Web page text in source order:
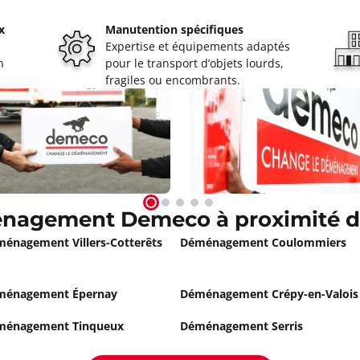
Appeler
sur Marne
17:30
Appeler
en-Champagne
Appeler
Manutention spécifiques
Expertise et équipements adaptés
pour le transport d’objets lourds,
fragiles ou encombrants.
Demeco à proximité
Villers-Cotterêts Déménagement Coulommiers
Épernay Déménagement Crépy-en-Valois
Tinqueux Déménagement Serris